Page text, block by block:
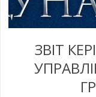
ЗВІТ